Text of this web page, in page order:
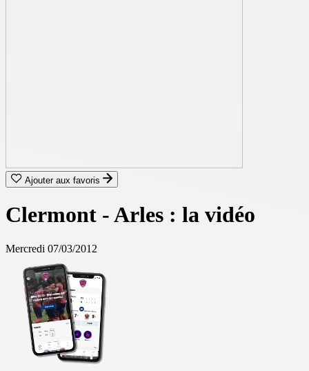
Ajouter aux favoris
Clermont - Arles : la vidéo
Mercredi 07/03/2012